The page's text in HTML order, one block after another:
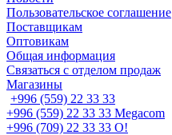
Пользовательское соглашение
Поставщикам
Оптовикам
Общая информация
Связаться с отделом продаж
Магазины
+996 (559) 22 33 33
+996 (559) 22 33 33 Megacom
+996 (709) 22 33 33 O!